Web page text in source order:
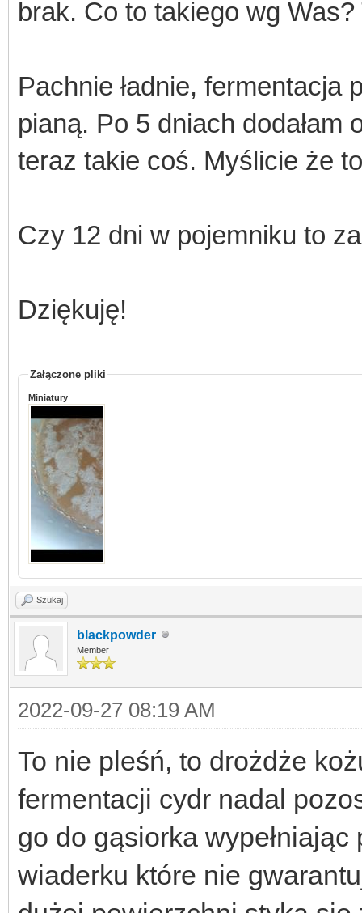
brak. Co to takiego wg
Pachnie ładnie, fermentacja
pianą. Po 5 dniach dodałam
teraz takie coś. Myślicie że
Czy 12 dni w pojemniku to
Dziękuję!
Załączone pliki
Miniatury
Szukaj
blackpowder
Member
2022-09-27 08:19 AM
To nie pleśń, to drożdże
fermentacji cydr nadal
go do gąsiorka
wiaderku które nie